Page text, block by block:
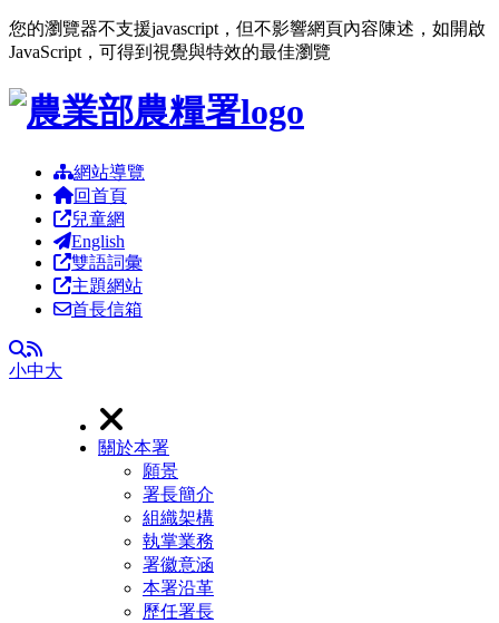
您的瀏覽器不支援javascript，但不影響網頁內容陳述，如開啟
JavaScript，可得到視覺與特效的最佳瀏覽
跳到主要內容區塊
網站導覽
回首頁
兒童網
English
雙語詞彙
主題網站
首長信箱
全文檢索
RSS
小中大
關於本署
願景
署長簡介
組織架構
執掌業務
署徽意涵
本署沿革
歷任署長